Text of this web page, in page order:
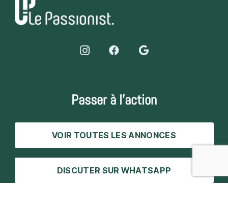
Passer à l’action
VOIR TOUTES LES ANNONCES
DISCUTER SUR WHATSAPP